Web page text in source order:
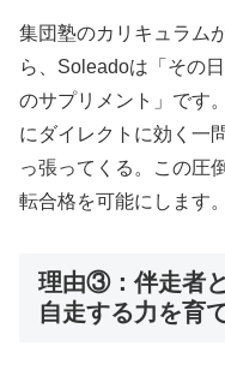
集団塾のカリキュラム
ら、Soleadoは「その
のサプリメント」です
にダイレクトに効く一
っ張ってくる。この圧
転合格を可能にします。
理由③：伴走者
自走する力を育